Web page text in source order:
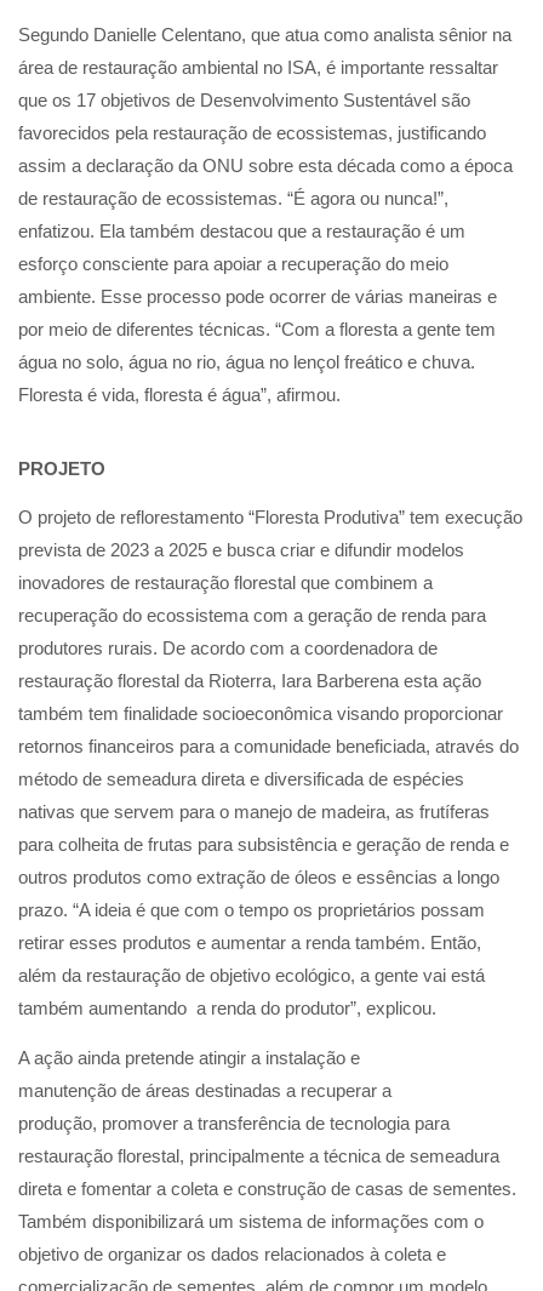
Segundo Danielle Celentano, que atua como analista sênior na
área de restauração ambiental no ISA, é importante ressaltar
que os 17 objetivos de Desenvolvimento Sustentável são
favorecidos pela restauração de ecossistemas, justificando
assim a declaração da ONU sobre esta década como a época
de restauração de ecossistemas. “É agora ou nunca!”,
enfatizou. Ela também destacou que a restauração é um
esforço consciente para apoiar a recuperação do meio
ambiente. Esse processo pode ocorrer de várias maneiras e
por meio de diferentes técnicas. “Com a floresta a gente tem
água no solo, água no rio, água no lençol freático e chuva.
Floresta é vida, floresta é água”, afirmou.
PROJETO
O projeto de reflorestamento “Floresta Produtiva” tem execução
prevista de 2023 a 2025 e busca criar e difundir modelos
inovadores de restauração florestal que combinem a
recuperação do ecossistema com a geração de renda para
produtores rurais. De acordo com a coordenadora de
restauração florestal da Rioterra, Iara Barberena esta ação
também tem finalidade socioeconômica visando proporcionar
retornos financeiros para a comunidade beneficiada, através do
método de semeadura direta e diversificada de espécies
nativas que servem para o manejo de madeira, as frutíferas
para colheita de frutas para subsistência e geração de renda e
outros produtos como extração de óleos e essências a longo
prazo. “A ideia é que com o tempo os proprietários possam
retirar esses produtos e aumentar a renda também. Então,
além da restauração de objetivo ecológico, a gente vai está
também aumentando a renda do produtor”, explicou.
A ação ainda pretende atingir a instalação e
manutenção de áreas destinadas a recuperar a
produção, promover a transferência de tecnologia para
restauração florestal, principalmente a técnica de semeadura
direta e fomentar a coleta e construção de casas de sementes.
Também disponibilizará um sistema de informações com o
objetivo de organizar os dados relacionados à coleta e
comercialização de sementes, além de compor um modelo